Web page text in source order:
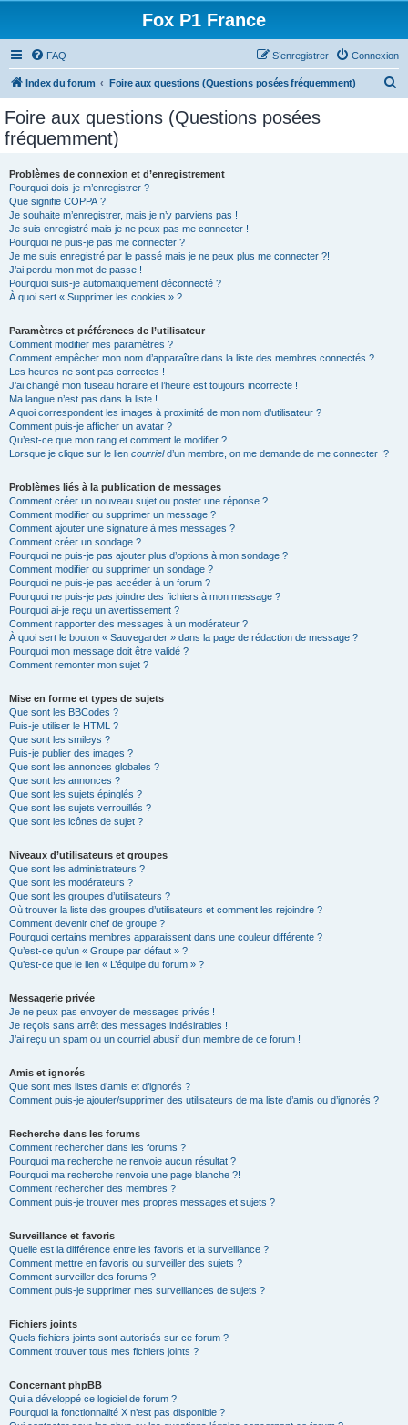
Fox P1 France
FAQ Connexion
S’enregistrer
Index du forum Foire aux questions (Questions posées fréquemment)
Foire aux questions (Questions posées
fréquemment)
Problèmes de connexion et d’enregistrement
Pourquoi dois-je m’enregistrer ?
Que signifie COPPA ?
Je souhaite m’enregistrer, mais je n’y parviens pas !
Je suis enregistré mais je ne peux pas me connecter !
Pourquoi ne puis-je pas me connecter ?
Je me suis enregistré par le passé mais je ne peux plus me connecter ?!
J’ai perdu mon mot de passe !
Pourquoi suis-je automatiquement déconnecté ?
À quoi sert « Supprimer les cookies » ?
Paramètres et préférences de l’utilisateur
Comment modifier mes paramètres ?
Comment empêcher mon nom d’apparaître dans la liste des membres connectés ?
Les heures ne sont pas correctes !
J’ai changé mon fuseau horaire et l’heure est toujours incorrecte !
Ma langue n’est pas dans la liste !
A quoi correspondent les images à proximité de mon nom d’utilisateur ?
Comment puis-je afficher un avatar ?
Qu’est-ce que mon rang et comment le modifier ?
Lorsque je clique sur le lien courrield’un membre, on me demande de me connecter !?
Problèmes liés à la publication de messages
Comment créer un nouveau sujet ou poster une réponse ?
Comment modifier ou supprimer un message ?
Comment ajouter une signature à mes messages ?
Comment créer un sondage ?
Pourquoi ne puis-je pas ajouter plus d’options à mon sondage ?
Comment modifier ou supprimer un sondage ?
Pourquoi ne puis-je pas accéder à un forum ?
Pourquoi ne puis-je pas joindre des fichiers à mon message ?
Pourquoi ai-je reçu un avertissement ?
Comment rapporter des messages à un modérateur ?
À quoi sert le bouton « Sauvegarder » dans la page de rédaction de message ?
Pourquoi mon message doit être validé ?
Comment remonter mon sujet ?
Mise en forme et types de sujets
Que sont les BBCodes ?
Puis-je utiliser le HTML ?
Que sont les smileys ?
Puis-je publier des images ?
Que sont les annonces globales ?
Que sont les annonces ?
Que sont les sujets épinglés ?
Que sont les sujets verrouillés ?
Que sont les icônes de sujet ?
Niveaux d’utilisateurs et groupes
Que sont les administrateurs ?
Que sont les modérateurs ?
Que sont les groupes d’utilisateurs ?
Où trouver la liste des groupes d’utilisateurs et comment les rejoindre ?
Comment devenir chef de groupe ?
Pourquoi certains membres apparaissent dans une couleur différente ?
Qu’est-ce qu’un « Groupe par défaut » ?
Qu’est-ce que le lien « L’équipe du forum » ?
Messagerie privée
Je ne peux pas envoyer de messages privés !
Je reçois sans arrêt des messages indésirables !
J’ai reçu un spam ou un courriel abusif d’un membre de ce forum !
Amis et ignorés
Que sont mes listes d’amis et d’ignorés ?
Comment puis-je ajouter/supprimer des utilisateurs de ma liste d’amis ou d’ignorés ?
Recherche dans les forums
Comment rechercher dans les forums ?
Pourquoi ma recherche ne renvoie aucun résultat ?
Pourquoi ma recherche renvoie une page blanche ?!
Comment rechercher des membres ?
Comment puis-je trouver mes propres messages et sujets ?
Surveillance et favoris
Quelle est la différence entre les favoris et la surveillance ?
Comment mettre en favoris ou surveiller des sujets ?
Comment surveiller des forums ?
Comment puis-je supprimer mes surveillances de sujets ?
Fichiers joints
Quels fichiers joints sont autorisés sur ce forum ?
Comment trouver tous mes fichiers joints ?
Concernant phpBB
Qui a développé ce logiciel de forum ?
Pourquoi la fonctionnalité X n’est pas disponible ?